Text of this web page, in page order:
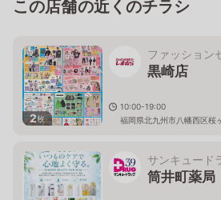
この店舗の近くのチラシ
2枚
ファッション
黒崎店
10:00-19:00
福岡県北九州市八幡西区桜
サンキュード
筒井町薬局